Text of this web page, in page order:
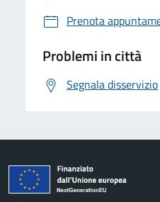
Prenota
Problemi in città
Segnala disservizio